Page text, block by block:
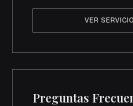
VER
Preguntas